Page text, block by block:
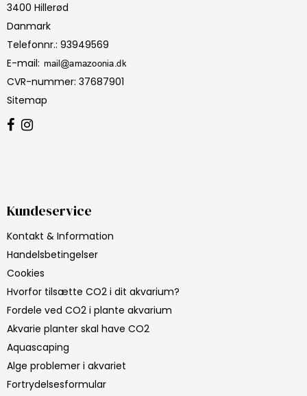
3400 Hillerød
Danmark
Telefonnr.: 93949569
E-mail:
CVR-nummer: 37687901
Sitemap
Kundeservice
Kontakt & Information
Handelsbetingelser
Cookies
Hvorfor tilsætte CO2 i dit akvarium?
Fordele ved CO2 i plante akvarium
Akvarie planter skal have CO2
Aquascaping
Alge problemer i akvariet
Fortrydelsesformular